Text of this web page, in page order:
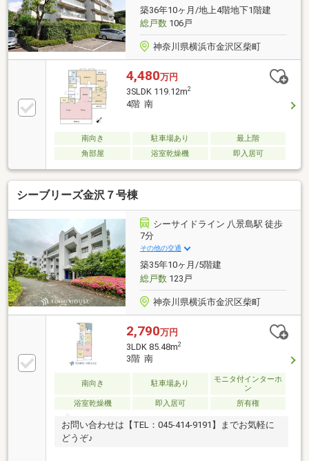
納設計♪♪【お問い合わせは【フリーダイヤル：0120-
702-700】までお気軽にどうぞ♪】
築36年10ヶ月/地上4階地下1階建
総戸数106戸
神奈川県横浜市金沢区柴町
4,480万円
3SLDK 119.12m2
4階 南
南向き 駐車場あり
最上階
角部屋
浴室乾燥機 即入居可
シーブリーズ金沢７号棟
シーサイドライン 八景島駅 徒歩
7分
その他の交通
築35年10ヶ月/5階建
総戸数123戸
神奈川県横浜市金沢区柴町
2,790万円
3LDK 85.48m2
3階 南
南向き 駐車場あり
モニタ付インターホ
ン
浴室乾燥機
即入居可 所有権
お問い合わせは【TEL：045‐414-9191】までお気軽に
どうぞ♪